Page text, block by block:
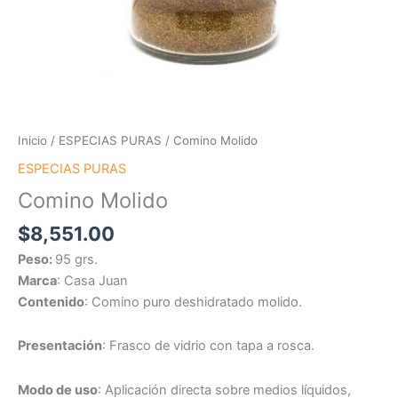
Inicio / ESPECIAS PURAS / Comino Molido
ESPECIAS PURAS
Comino Molido
$8,551.00
Peso: 95 grs.
Marca: Casa Juan
Contenido: Comino puro deshidratado molido.
Presentación: Frasco de vidrio con tapa a rosca.
Modo de uso: Aplicación directa sobre medios líquidos,